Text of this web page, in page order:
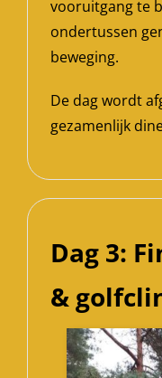
vooruitgang te
ondertussen
beweging.
De dag wordt
gezamenlijk
Dag 3:
&